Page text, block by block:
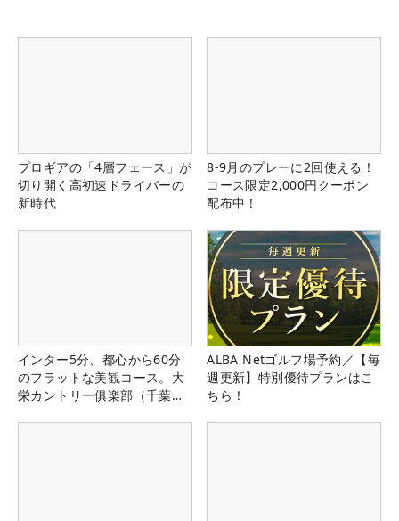
プロギアの「4層フェース」が
切り開く高初速ドライバーの
新時代
8-9月のプレーに2回使える！
コース限定2,000円クーポン
配布中！
インター5分、都心から60分
のフラットな美観コース。大
栄カントリー俱楽部（千葉
ALBA Netゴルフ場予約／【毎
週更新】特別優待プランはこ
ちら！